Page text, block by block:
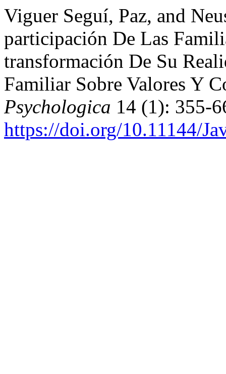
Viguer Seguí, Paz, and
participación De Las
transformación De Su
Familiar Sobre Valores Y
Psychologica 14 (1): 355-
https://doi.org/10.11144/